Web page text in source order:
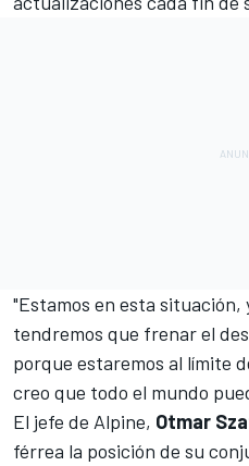
"Estamos en esta
tendremos que frenar el
porque estaremos al límite
creo que todo el mundo
El jefe de Alpine, Otmar
férrea la posición de su